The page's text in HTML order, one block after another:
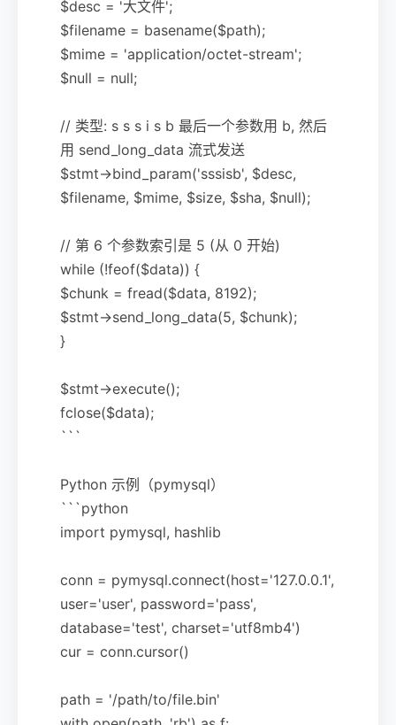
$desc = '大文件';
$filename = basename($path);
$mime = 'application/octet-stream';
$null = null;
// 类型: s s s i s b 最后一个参数用 b, 然后
用 send_long_data 流式发送
$stmt->bind_param('sssisb', $desc,
$filename, $mime, $size, $sha, $null);
// 第 6 个参数索引是 5 (从 0 开始)
while (!feof($data)) {
$chunk = fread($data, 8192);
$stmt->send_long_data(5, $chunk);
}
$stmt->execute();
fclose($data);
```
Python 示例（pymysql）
```python
import pymysql, hashlib
conn = pymysql.connect(host='127.0.0.1',
user='user', password='pass',
database='test', charset='utf8mb4')
cur = conn.cursor()
path = '/path/to/file.bin'